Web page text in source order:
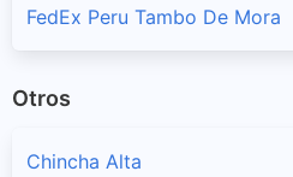
FedEx Peru Tambo De Mora
Otros
Chincha Alta